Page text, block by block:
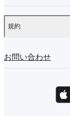
規約
お問い合わせ